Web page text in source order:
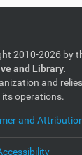
2010-2026 by
and Library.
and
operations.
and